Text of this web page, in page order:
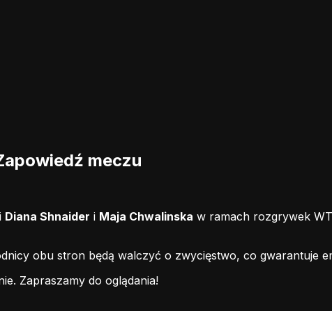
meczu
Diana Shnaider i Maja Chwalinska w ramach rozgrywek
obu stron będą walczyć o zwycięstwo, co gwarantuje
Zapraszamy do oglądania!